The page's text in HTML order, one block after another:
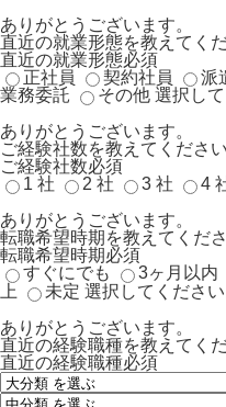
ありがとうございます。
直近の就業形態を教えてくだ
直近の就業形態必須
正社員
契約社員 派
業務委託
その他 選択して
ありがとうございます。
ご経験社数を教えてください
ご経験社数必須
1 社
2 社 3 社 4
ありがとうございます。
転職希望時期を教えてくださ
転職希望時期必須
すぐにでも
3ヶ月以内
上
未定 選択してください
ありがとうございます。
直近の経験職種を教えてくだ
直近の経験職種必須